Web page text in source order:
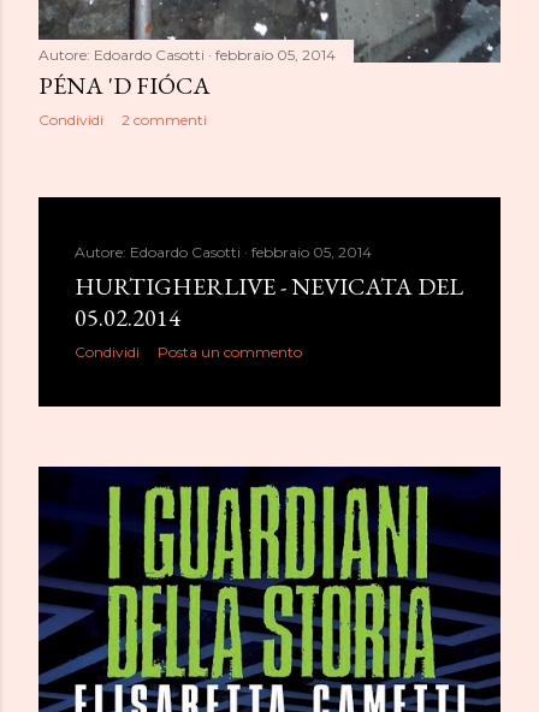
Autore: Edoardo Casotti febbraio 05, 2014
PÉNA 'D FIÓCA
Condividi 2 commenti
Autore: Edoardo Casotti febbraio 05, 2014
HURTIGHERLIVE - NEVICATA DEL
05.02.2014
Condividi Posta un commento